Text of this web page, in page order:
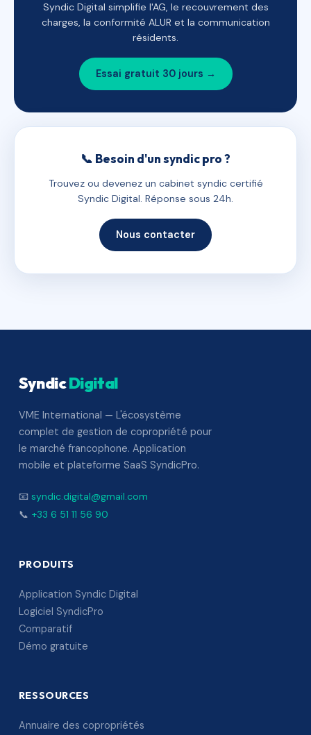
Syndic Digital simplifie l'AG, le recouvrement des
charges, la conformité ALUR et la communication
résidents.
Essai gratuit 30 jours →
📞 Besoin d'un syndic pro ?
Trouvez ou devenez un cabinet syndic certifié
Syndic Digital. Réponse sous 24h.
Nous contacter
SyndicDigital
VME International — L'écosystème
complet de gestion de copropriété pour
le marché francophone. Application
mobile et plateforme SaaS SyndicPro.
📧 syndic.digital@gmail.com
📞 +33 6 51 11 56 90
PRODUITS
Application Syndic Digital
Logiciel SyndicPro
Comparatif
Démo gratuite
RESSOURCES
Annuaire des copropriétés